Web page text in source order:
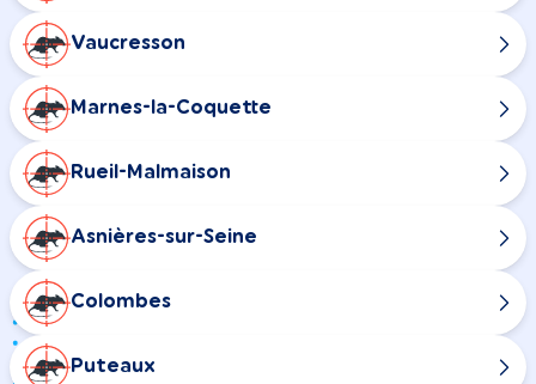
Vaucresson
Marnes-la-Coquette
Rueil-Malmaison
Asnières-sur-Seine
Colombes
Puteaux